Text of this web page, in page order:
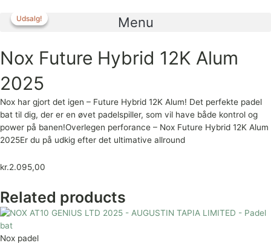
indholdet
Menu
Nox Future Hybrid 12K Alum
2025
Nox har gjort det igen – Future Hybrid 12K Alum! Det perfekte padel
bat til dig, der er en øvet padelspiller, som vil have både kontrol og
power på banen!Overlegen perforance – Nox Future Hybrid 12K Alum
2025Er du på udkig efter det ultimative allround
kr.2.095,00
Related products
Udsalg!
Udsalg!
Nox padel